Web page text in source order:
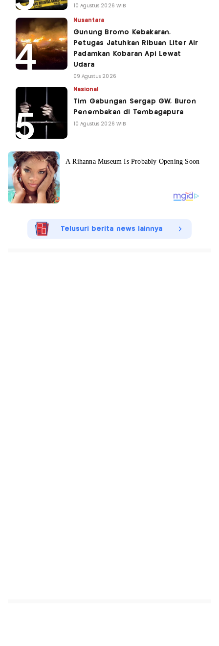
10 Agustus 2026 WIB
Nusantara
Gunung Bromo Kebakaran,
Petugas Jatuhkan Ribuan Liter Air
Padamkan Kobaran Api Lewat
Udara
09 Agustus 2026
Nasional
Tim Gabungan Sergap GW, Buron
Penembakan di Tembagapura
10 Agustus 2026 WIB
Telusuri berita news lainnya